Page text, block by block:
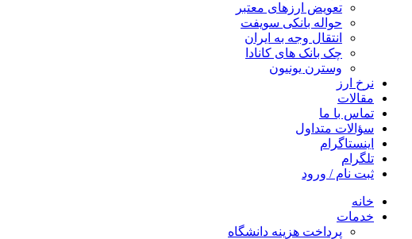
تعویض ارزهای معتبر
حواله بانکی سویفت
انتقال وجه به ایران
چک بانک های کانادا
وسترن یونیون
نرخ ارز
مقالات
تماس با ما
سؤالات متداول
اینستاگرام
تلگرام
ثبت نام / ورود
خانه
خدمات
پرداخت هزینه دانشگاه